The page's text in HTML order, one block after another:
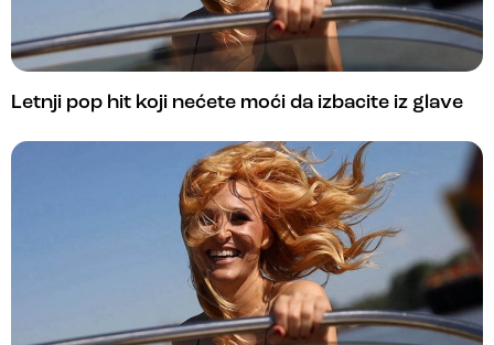
Letnji pop hit koji nećete moći da izbacite iz glave